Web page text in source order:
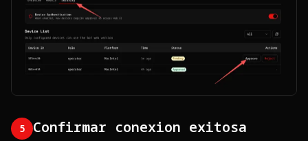
5 Confirmar conexion exitosa